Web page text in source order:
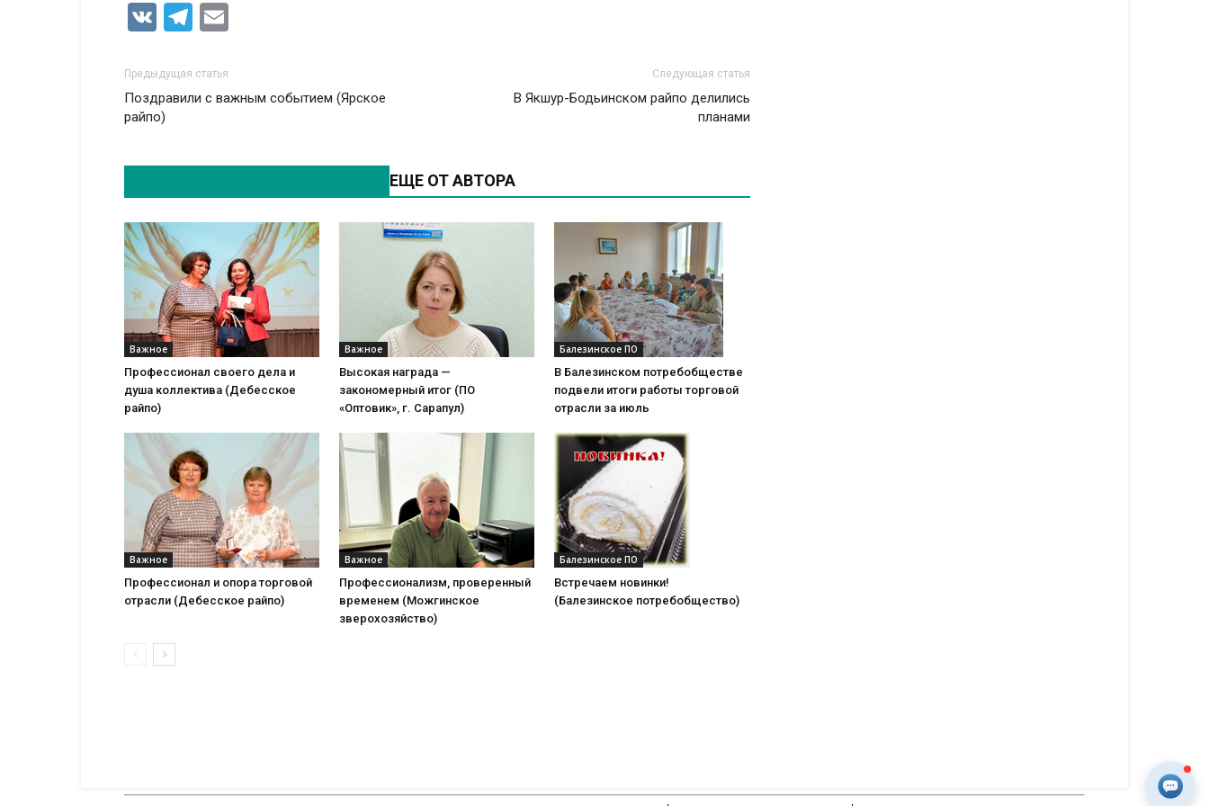
VK Telegram
Предыдущая статья
Поздравили с важным событием (Ярское
райпо)
Следующая статья
В Якшур-Бодьинском райпо делились
планами
ЕЩЕ ОТ АВТОРА
Важное
Профессионал своего дела и
душа коллектива (Дебесское
райпо)
Важное
Высокая награда —
закономерный итог (ПО
«Оптовик», г. Сарапул)
Балезинское ПО
В Балезинском потребобществе
подвели итоги работы торговой
отрасли за июль
Важное
Профессионал и опора торговой
отрасли (Дебесское райпо)
Важное
Профессионализм, проверенный
временем (Можгинское
зверохозяйство)
Балезинское ПО
Встречаем новинки!
(Балезинское потребобщество)